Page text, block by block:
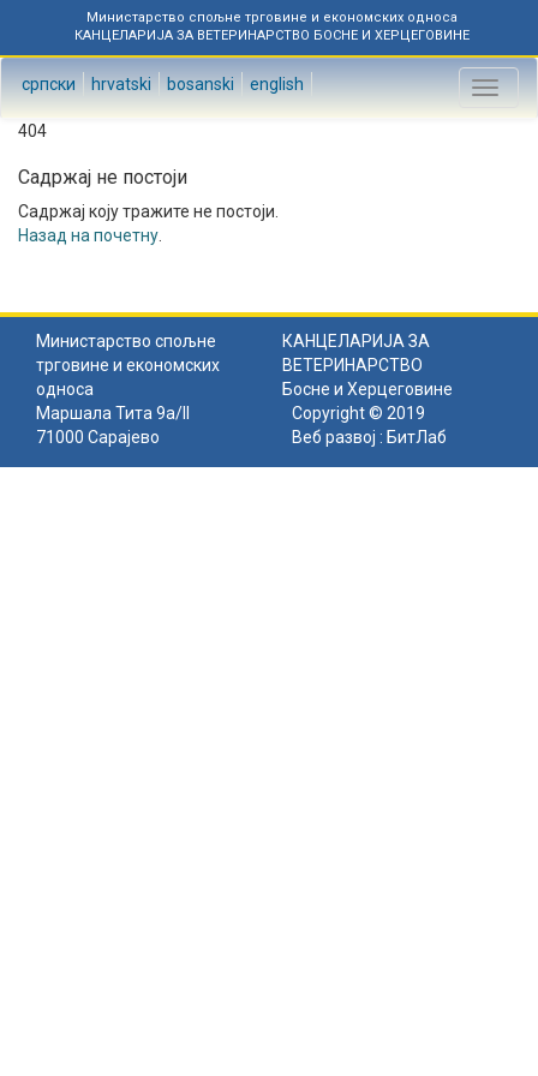
Министарство спољне трговине и економских односа
КАНЦЕЛАРИЈА ЗА ВЕТЕРИНАРСТВО БОСНЕ И ХЕРЦЕГОВИНЕ
српски hrvatski bosanski english
Toggle
404
Садржај не постоји
Садржај коју тражите не постоји.
Назад на почетну
Министарство спољне
трговине и економских
односа
КАНЦЕЛАРИЈА ЗА
ВЕТЕРИНАРСТВО
Босне и Херцеговине
Маршала Тита 9а/II
71000 Сарајево
Copyright © 2019
Веб развој : БитЛаб